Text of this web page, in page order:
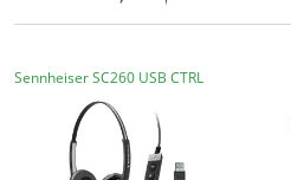
Sennheiser SC260 USB CTRL